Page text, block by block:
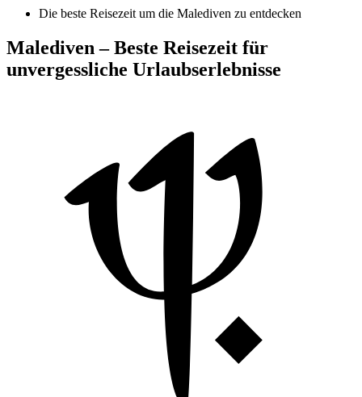
Die beste Reisezeit um die Malediven zu entdecken
Malediven – Beste Reisezeit für
unvergessliche Urlaubserlebnisse